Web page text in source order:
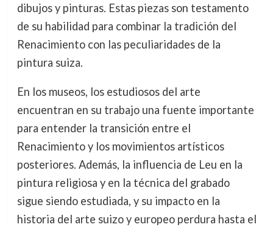
dibujos y pinturas. Estas piezas son testamento
de su habilidad para combinar la tradición del
Renacimiento con las peculiaridades de la
pintura suiza.
En los museos, los estudiosos del arte
encuentran en su trabajo una fuente importante
para entender la transición entre el
Renacimiento y los movimientos artísticos
posteriores. Además, la influencia de Leu en la
pintura religiosa y en la técnica del grabado
sigue siendo estudiada, y su impacto en la
historia del arte suizo y europeo perdura hasta el